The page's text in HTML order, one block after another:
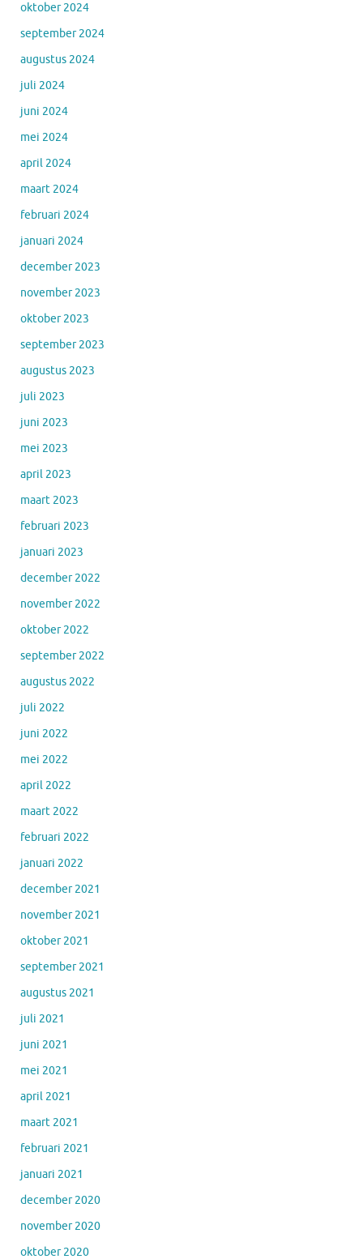
oktober 2024
september 2024
augustus 2024
juli 2024
juni 2024
mei 2024
april 2024
maart 2024
februari 2024
januari 2024
december 2023
november 2023
oktober 2023
september 2023
augustus 2023
juli 2023
juni 2023
mei 2023
april 2023
maart 2023
februari 2023
januari 2023
december 2022
november 2022
oktober 2022
september 2022
augustus 2022
juli 2022
juni 2022
mei 2022
april 2022
maart 2022
februari 2022
januari 2022
december 2021
november 2021
oktober 2021
september 2021
augustus 2021
juli 2021
juni 2021
mei 2021
april 2021
maart 2021
februari 2021
januari 2021
december 2020
november 2020
oktober 2020